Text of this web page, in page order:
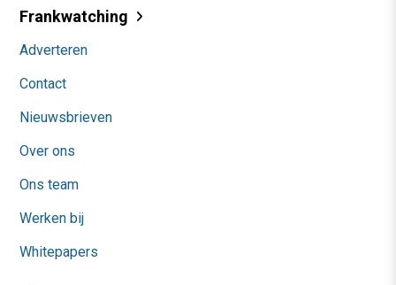
Frankwatching
Adverteren
Contact
Nieuwsbrieven
Over ons
Ons team
Werken bij
Whitepapers